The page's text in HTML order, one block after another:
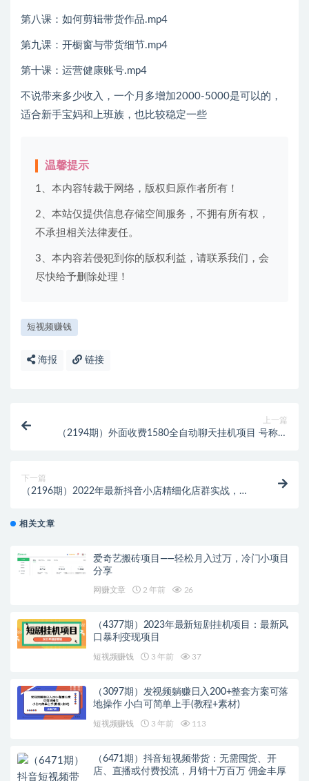
第八课：如何剪辑带货作品.mp4
第九课：开橱窗与带货细节.mp4
第十课：运营健康账号.mp4
不说带来多少收入，一个月多增加2000-5000是可以的，
适合新手宝妈和上班族，也比较稳定一些
温馨提示
1、本内容转裁于网络，版权归原作者所有！
2、本站仅提供信息存储空间服务，不拥有所有权，
不承担相关法律麦任。
3、本内容若侵犯到你的版权利益，请联系我们，会
尽快给予删除处理！
短视频赚钱
海报 链接
上一篇
（2194期）外面收费1580全自动聊天挂机项目 号称单
下一篇
（2196期）2022年最新抖音小店精细化店群实战，抖
相关文章
爱奇艺搬砖项目——轻松月入过万，冷门小项目
分享
网赚文章 2 年前 26
（4377期）2023年最新短剧挂机项目：最新风
口暴利变现项目
短视频赚钱 3 年前 37
（3097期）发视频躺赚日入200+整套方案可落
地操作 小白可简单上手(教程+素材)
短视频赚钱 3 年前 113
（6471期）抖音短视频带货：无需囤货、开
店、直播或付费投流，月销十万百万 佣金丰厚